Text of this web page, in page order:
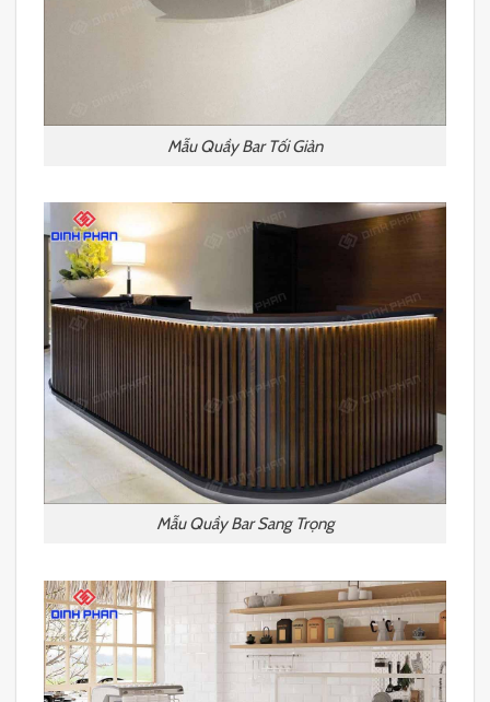
Mẫu Quầy Bar Tối Giản
Mẫu Quầy Bar Sang Trọng